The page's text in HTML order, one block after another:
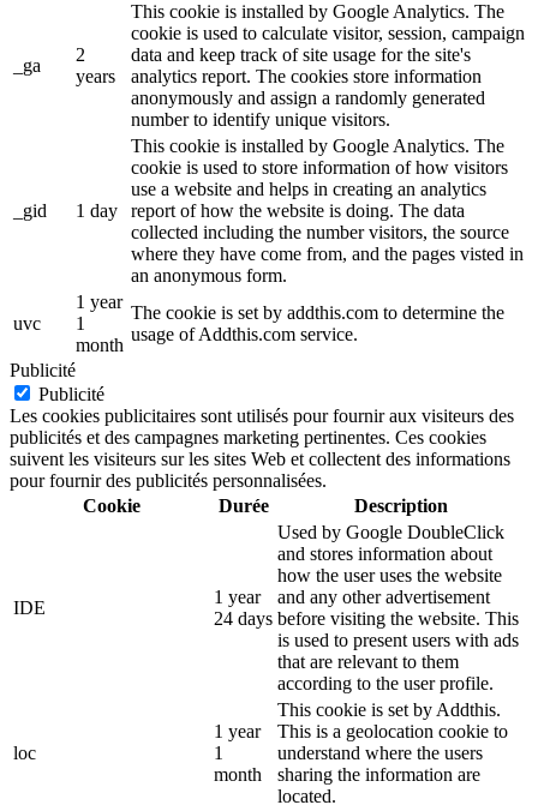
_ga
2
years
This cookie is installed by Google Analytics. The
cookie is used to calculate visitor, session, campaign
data and keep track of site usage for the site's
analytics report. The cookies store information
anonymously and assign a randomly generated
number to identify unique visitors.
_gid 1 day
This cookie is installed by Google Analytics. The
cookie is used to store information of how visitors
use a website and helps in creating an analytics
report of how the website is doing. The data
collected including the number visitors, the source
where they have come from, and the pages visted in
an anonymous form.
uvc
1 year
1
month
The cookie is set by addthis.com to determine the
usage of Addthis.com service.
Publicité
Publicité
Les cookies publicitaires sont utilisés pour fournir aux visiteurs des
publicités et des campagnes marketing pertinentes. Ces cookies
suivent les visiteurs sur les sites Web et collectent des informations
pour fournir des publicités personnalisées.
Cookie
Durée Description
IDE
1 year
24 days
Used by Google DoubleClick
and stores information about
how the user uses the website
and any other advertisement
before visiting the website. This
is used to present users with ads
that are relevant to them
according to the user profile.
loc
1 year
1
month
This cookie is set by Addthis.
This is a geolocation cookie to
understand where the users
sharing the information are
located.